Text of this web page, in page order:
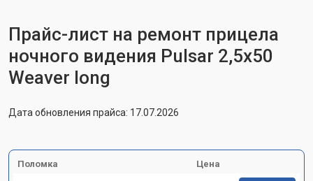
Прайс-лист на ремонт прицела
ночного видения Pulsar 2,5x50
Weaver long
Дата обновления прайса: 17.07.2026
Поломка Цена